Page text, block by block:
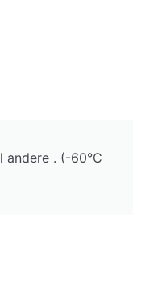
andere . (-60°C